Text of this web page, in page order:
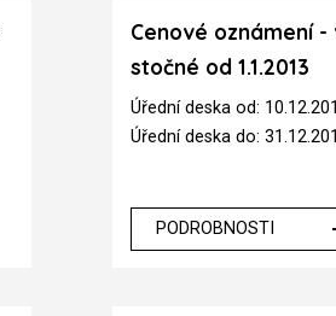
Cenové oznámení -
stočné od 1.1.2013
Úřední deska od:
Úřední deska do:
PODROBNOSTI